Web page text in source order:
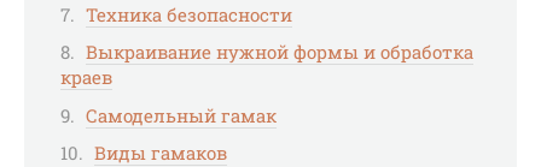
Техника безопасности
Выкраивание нужной формы и обработка
краев
Самодельный гамак
Виды гамаков